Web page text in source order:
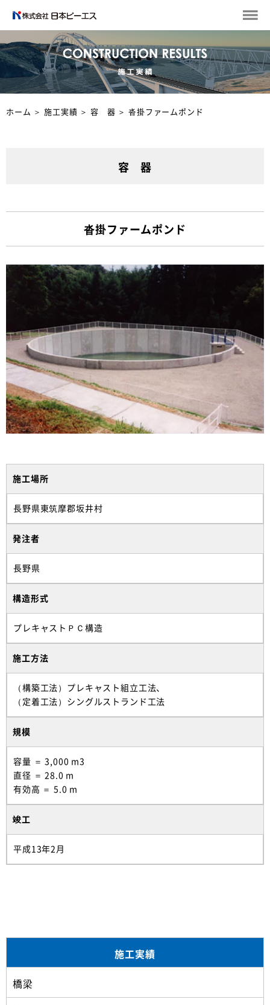
ホーム ＞施工実績 ＞ 容 器 ＞沓掛ファームポンド
容 器
沓掛ファームポンド
施工場所
長野県東筑摩郡坂井村
発注者
長野県
構造形式
プレキャストＰＣ構造
施工方法
（構築工法）プレキャスト組立工法、
（定着工法）シングルストランド工法
規模
容量 ＝ 3,000 m3
直径 ＝ 28.0 m
有効高 ＝ 5.0 m
竣工
平成13年2月
施工実績
橋梁